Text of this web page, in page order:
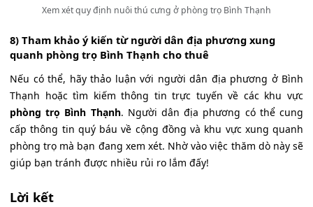
Xem xét quy định nuôi thú cưng ở phòng trọ Bình Thạnh
8) Tham khảo ý kiến từ người dân địa phương xung
quanh phòng trọ Bình Thạnh cho thuê
Nếu có thể, hãy thảo luận với người dân địa phương ở Bình
Thạnh hoặc tìm kiếm thông tin trực tuyến về các khu vực
phòng trọ Bình Thạnh. Người dân địa phương có thể cung
cấp thông tin quý báu về cộng đồng và khu vực xung quanh
phòng trọ mà bạn đang xem xét. Nhờ vào việc thăm dò này sẽ
giúp bạn tránh được nhiều rủi ro lắm đấy!
Lời kết